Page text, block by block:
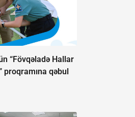
“Fövqəladə Hallar
proqramına qəbul